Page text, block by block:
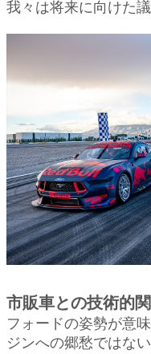
我々は将来に向けた
市販車との技術的
フォードの姿勢が意
ジンへの郷愁ではな